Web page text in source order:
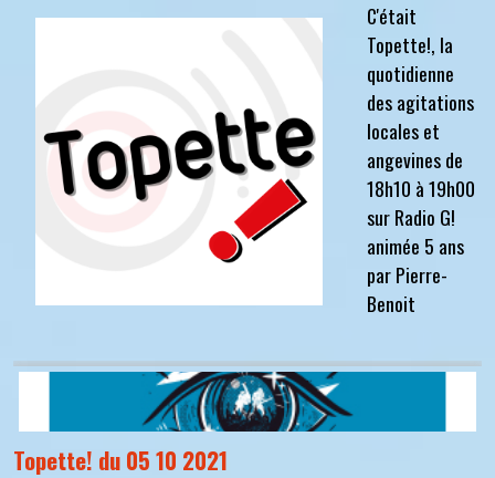
C'était
Topette!, la
quotidienne
des agitations
locales et
angevines de
18h10 à 19h00
sur Radio G!
animée 5 ans
par Pierre-
Benoit
Topette! du 05 10 2021